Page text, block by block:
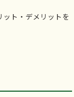
ト・デメリットを